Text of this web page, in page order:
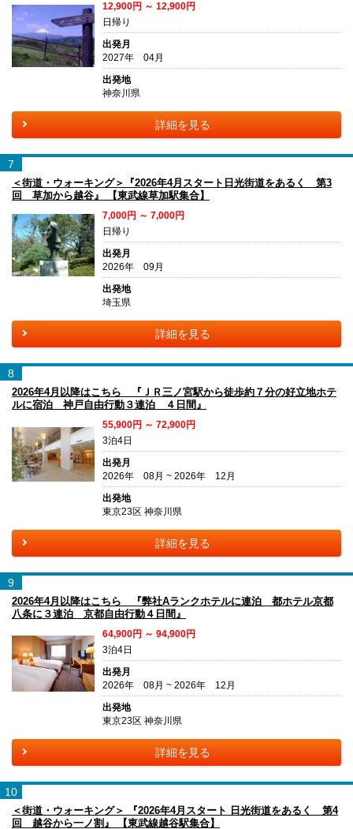
12,900円 ～ 12,900円
日帰り
出発月
2027年 04月
出発地
神奈川県
詳細を見る
7
＜街道・ウォーキング＞『2026年4月スタート日光街道をあるく 第3
回 草加から越谷』 【東武線草加駅集合】
7,000円 ～ 7,000円
日帰り
出発月
2026年 09月
出発地
埼玉県
詳細を見る
8
2026年4月以降はこちら 『ＪＲ三ノ宮駅から徒歩約７分の好立地ホテ
ルに宿泊 神戸自由行動３連泊 ４日間』
55,900円 ～ 72,900円
3泊4日
出発月
2026年 08月 ~ 2026年 12月
出発地
東京23区 神奈川県
詳細を見る
9
2026年4月以降はこちら 『弊社Aランクホテルに連泊 都ホテル京都
八条に３連泊 京都自由行動４日間』
64,900円 ～ 94,900円
3泊4日
出発月
2026年 08月 ~ 2026年 12月
出発地
東京23区 神奈川県
詳細を見る
10
＜街道・ウォーキング＞ 『2026年4月スタート 日光街道をあるく 第4
回 越谷から一ノ割』 【東武線越谷駅集合】